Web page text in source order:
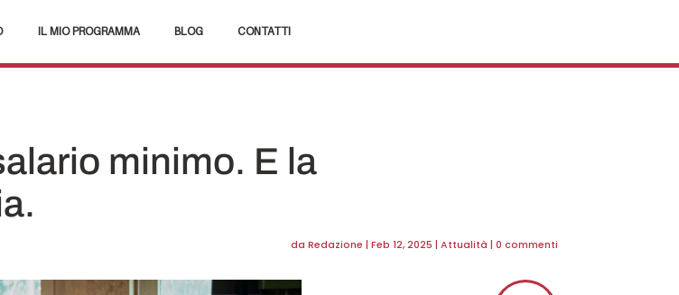
IL MIO PROGRAMMA BLOG CONTATTI
minimo. E la
da Redazione | Feb 12, 2025 | Attualità | 0 commenti